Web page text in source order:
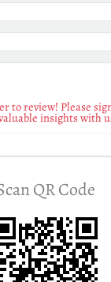
to review! Please
insights with
QR Code